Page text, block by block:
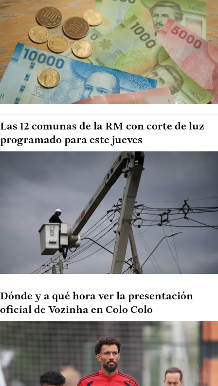
Las 12 comunas de la RM con corte de luz
programado para este jueves
Dónde y a qué hora ver la presentación
oficial de Vozinha en Colo Colo